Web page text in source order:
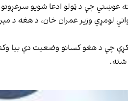
غوښتي چې د ټولو ادعا شویو سرغړونو
لومړي وزیر عمران خان، د هغه د
چې د هغو کسانو وضعیت دې بیا
شته.